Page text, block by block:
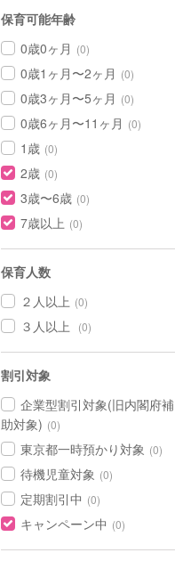
保育可能年齢
0歳0ヶ月 (0)
0歳1ヶ月〜2ヶ月 (0)
0歳3ヶ月〜5ヶ月 (0)
0歳6ヶ月〜11ヶ月 (0)
1歳 (0)
2歳 (0)
3歳〜6歳 (0)
7歳以上 (0)
保育人数
２人以上 (0)
３人以上 (0)
割引対象
企業型割引対象(旧内閣府補
助対象) (0)
東京都一時預かり対象 (0)
待機児童対象 (0)
定期割引中 (0)
キャンペーン中 (0)